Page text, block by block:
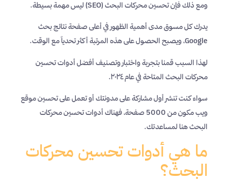
ومع ذلك فإن تحسين محركات البحث (SEO) ليس مهمة بسيطة.
يدرك كل مسوق مدى أهمية الظهور في أعلى صفحة نتائج بحث
Google، ويصبح الحصول على هذه المرتبة أكثر تحدياً مع الوقت.
لهذا السبب قمنا بتجربة واختبار وتصنيف أفضل أدوات تحسين
محركات البحث المتاحة في عام ٢٠٢٤.
سواء كنت تنشر أول مشاركة على مدونتك أو تعمل على تحسين موقع
ويب مكون من 5000 صفحة، فهناك أدوات تحسين محركات
البحث هنا لمساعدتك.
ما هي أدوات تحسين محركات
البحث؟